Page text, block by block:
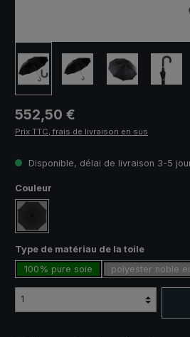
Prix régulier :
552,50 €
Prix TTC, frais de livraison en sus
Disponible, délai de livraison 3-5
Sélectionnez
Couleur
noir
Sélectionnez
Type de matériau de la toile
100% pure soie
polyester noble